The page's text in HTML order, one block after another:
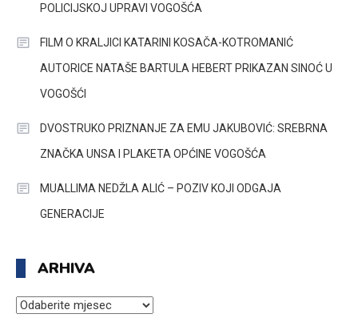
POLICIJSKOJ UPRAVI VOGOŠĆA
FILM O KRALJICI KATARINI KOSAČA-KOTROMANIĆ
AUTORICE NATAŠE BARTULA HEBERT PRIKAZAN SINOĆ U
VOGOŠĆI
DVOSTRUKO PRIZNANJE ZA EMU JAKUBOVIĆ: SREBRNA
ZNAČKA UNSA I PLAKETA OPĆINE VOGOŠĆA
MUALLIMA NEDŽLA ALIĆ – POZIV KOJI ODGAJA
GENERACIJE
ARHIVA
ARHIVA